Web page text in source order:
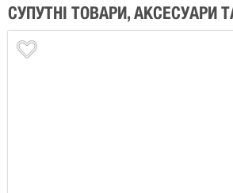
СУПУТНІ ТОВАРИ, АКСЕСУАРИ